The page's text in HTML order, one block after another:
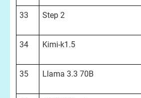
33 Step 2
34 Kimi-k1.5
35 Llama 3.3 70B